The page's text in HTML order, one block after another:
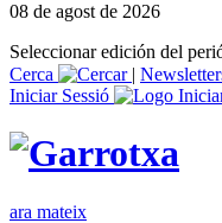
08 de agost de 2026
Seleccionar edición del
Cerca
|
Iniciar Sessió
ara mateix